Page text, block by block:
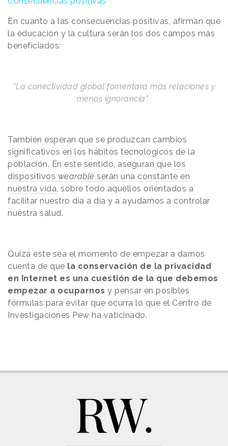
En cuanto a las consecuencias positivas, afirman que
la educación y la cultura serán los dos campos más
beneficiados:
“La conectividad global fomentará más relaciones y
menos ignorancia”.
También esperan que se produzcan cambios
significativos en los hábitos tecnológicos de la
población. En este sentido, aseguran que los
dispositivos wearable serán una constante en
nuestra vida , sobre todo aquellos orientados a
facilitar nuestro día a día y a ayudarnos a controlar
nuestra salud.
Quizá este sea el momento de empezar a darnos
cuenta de que la conservación de la privacidad
en Internet es una cuestión de la que debemos
empezar a ocuparnos y pensar en posibles
fórmulas para evitar que ocurra lo que el Centro de
Investigaciones Pew ha vaticinado.